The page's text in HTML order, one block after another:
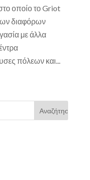
οποίο το Griot
διαφόρων
με άλλα
πόλεων και...